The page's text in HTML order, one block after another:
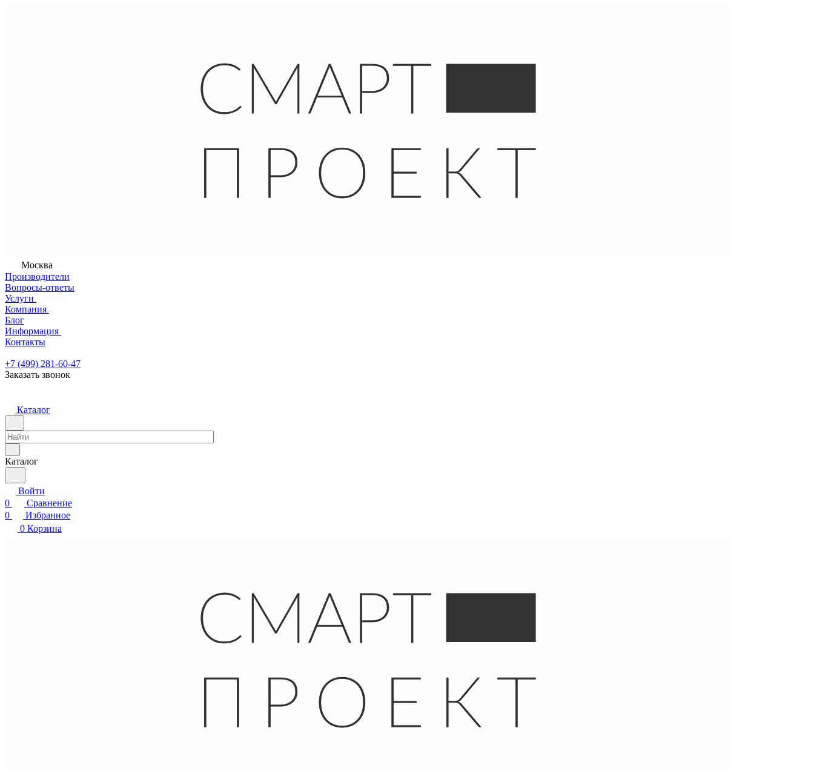
Москва
Производители
Вопросы-ответы
Услуги
Компания
Блог
Информация
Контакты
+7 (499) 281-60-47
Заказать звонок
Каталог
Каталог
Войти
0
Сравнение
0
Избранное
0 Корзина